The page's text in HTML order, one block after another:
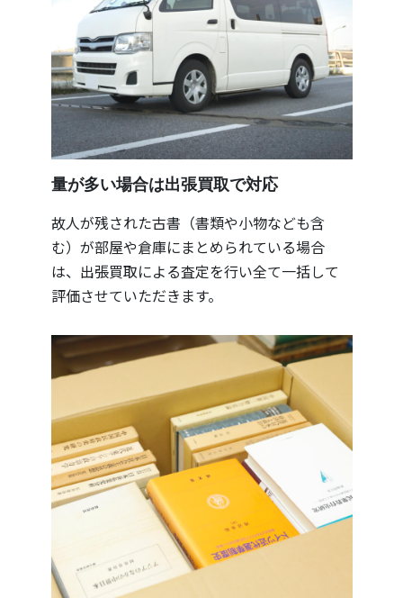
量が多い場合は出張買取で対応
故人が残された古書（書類や小物なども含
む）が部屋や倉庫にまとめられている場合
は、出張買取による査定を行い全て一括して
評価させていただきます。